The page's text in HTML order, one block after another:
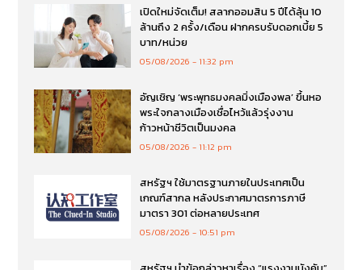
เปิดใหม่จัดเต็ม! สลากออมสิน 5 ปีได้ลุ้น 10
ล้านถึง 2 ครั้ง/เดือน ฝากครบรับดอกเบี้ย 5
บาท/หน่วย
05/08/2026 11:32 pm
อัญเชิญ ‘พระพุทธมงคลมิ่งเมืองพล’ ขึ้นหอ
พระใจกลางเมืองเชื่อไหว้แล้วรุ่งงาน
ก้าวหน้าชีวิตเป็นมงคล
05/08/2026 11:12 pm
สหรัฐฯ ใช้มาตรฐานภายในประเทศเป็น
เกณฑ์สากล หลังประกาศมาตรการภาษี
มาตรา 301 ต่อหลายประเทศ
05/08/2026 10:51 pm